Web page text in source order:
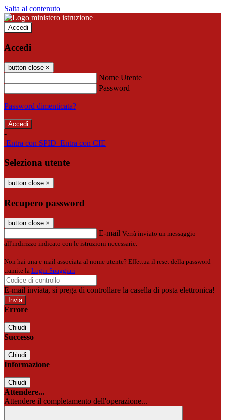
Salta al contenuto
Accedi
Accedi
button close ×
Nome Utente
Password
Password dimenticata?
-
Entra con SPID Entra con CIE
Seleziona utente
button close ×
Recupero password
button close ×
E-mail Verrà inviato un messaggio
all'indirizzo indicato con le istruzioni necessarie.
Non hai una e-mail associata al nome utente? Effettua il reset della password
tramite la Login Spaggiari
E-mail inviata, si prega di controllare la casella di posta elettronica!
Errore
Chiudi
Successo
Chiudi
Informazione
Chiudi
Attendere...
Attendere il completamento dell'operazione...